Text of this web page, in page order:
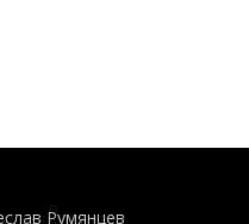
Румянцев